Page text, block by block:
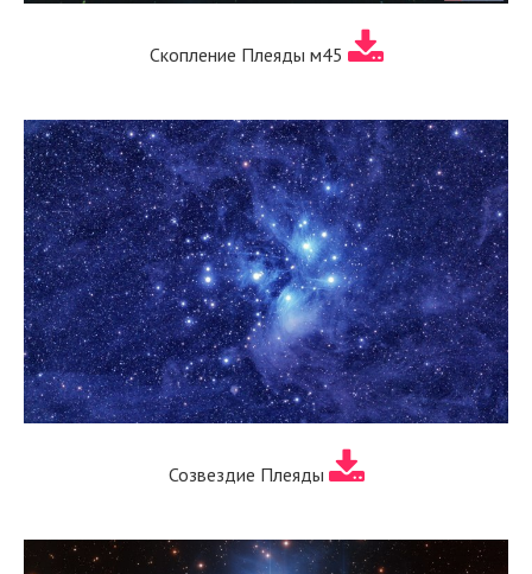
Скопление Плеяды м45
Созвездие Плеяды